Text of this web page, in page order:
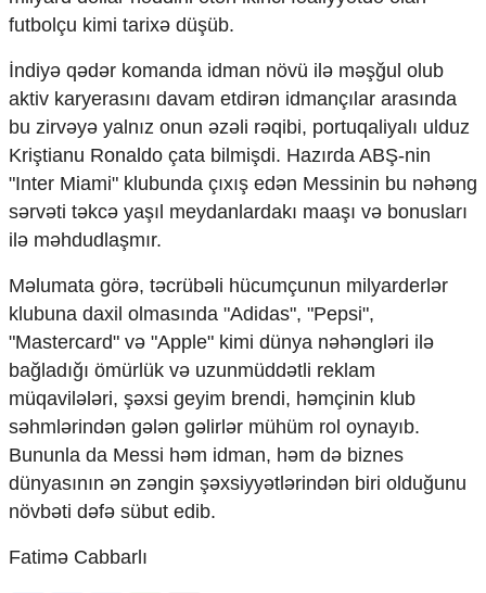
Elm və təhsil
Diaspor
Yüksəliş hekayəsi
Mədəniyyətimizin Zəfəri
Zəfər Diasporu
Səhiyyə
Ailə və uşaq
Turizm
İqtisadi xəbərlər
Energetika
Neft-qaz
Əmək və sosial siyasət
Kənd təsərrüfatı
Hərbi sənaye
Telekommunikasiya və nəqliyyat
COP29
Cəmiyyət
Crossmedia.az - 1 yaş
Siyasət
futbolçu kimi tarixə düşüb.
İndiyə qədər komanda idman növü ilə məşğul olub
aktiv karyerasını davam etdirən idmançılar arasında
bu zirvəyə yalnız onun əzəli rəqibi, portuqaliyalı ulduz
Kriştianu Ronaldo çata bilmişdi. Hazırda ABŞ-nin
"Inter Miami" klubunda çıxış edən Messinin bu nəhəng
sərvəti təkcə yaşıl meydanlardakı maaşı və bonusları
ilə məhdudlaşmır.
Məlumata görə, təcrübəli hücumçunun milyarderlər
klubuna daxil olmasında "Adidas", "Pepsi",
"Mastercard" və "Apple" kimi dünya nəhəngləri ilə
bağladığı ömürlük və uzunmüddətli reklam
müqavilələri, şəxsi geyim brendi, həmçinin klub
səhmlərindən gələn gəlirlər mühüm rol oynayıb.
Bununla da Messi həm idman, həm də biznes
dünyasının ən zəngin şəxsiyyətlərindən biri olduğunu
növbəti dəfə sübut edib.
Fatimə Cabbarlı